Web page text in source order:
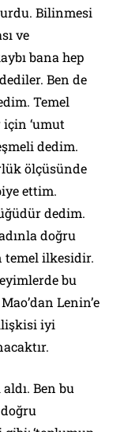
Bilinmesi
ve
bana hep
Ben de
Temel
‘umut
dedim.
ölçüsünde
ettim.
dedim.
doğru
temel ilkesidir.
bu
Lenin’e
iyi
Ben bu